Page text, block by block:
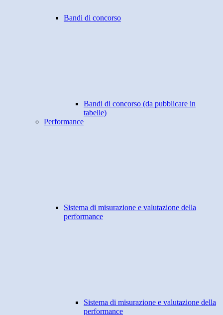
Bandi di concorso
Bandi di concorso (da pubblicare in
tabelle)
Performance
Sistema di misurazione e valutazione della
performance
Sistema di misurazione e valutazione della
performance